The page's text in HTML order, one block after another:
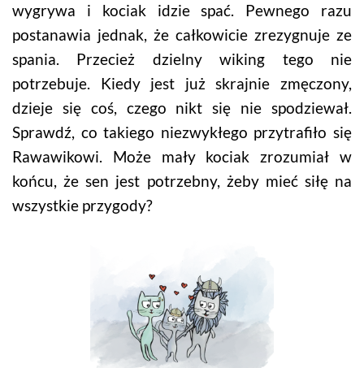
wygrywa i kociak idzie spać. Pewnego razu
postanawia jednak, że całkowicie zrezygnuje ze
spania. Przecież dzielny wiking tego nie
potrzebuje. Kiedy jest już skrajnie zmęczony,
dzieje się coś, czego nikt się nie spodziewał.
Sprawdź, co takiego niezwykłego przytrafiło się
Rawawikowi. Może mały kociak zrozumiał w
końcu, że sen jest potrzebny, żeby mieć siłę na
wszystkie przygody?